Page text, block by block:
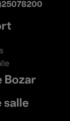
Bozar
salle